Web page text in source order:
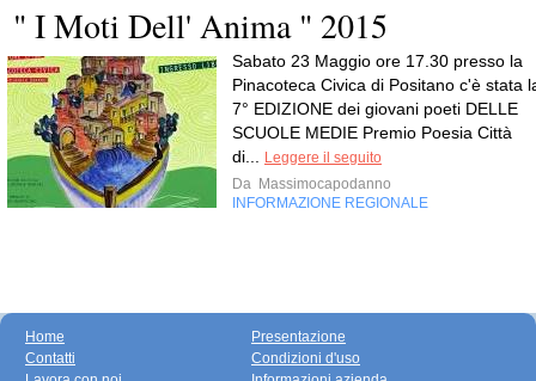
" I Moti Dell' Anima " 2015
Sabato 23 Maggio ore 17.30 presso la
Pinacoteca Civica di Positano c'è stata
7° EDIZIONE dei giovani poeti DELLE
SCUOLE MEDIE Premio Poesia Città
di...
Leggere il seguito
Da Massimocapodanno
INFORMAZIONE REGIONALE
Home
Contatti
Presentazione
Condizioni d'uso